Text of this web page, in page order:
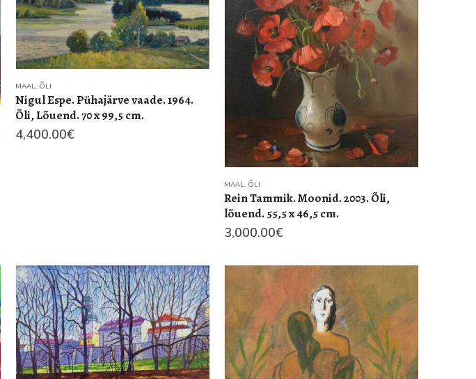
MAAL, ÕLI
Nigul Espe. Pühajärve vaade. 1964.
Õli, Lõuend. 70 x 99,5 cm.
4,400.00€
MAAL, ÕLI
Rein Tammik. Moonid. 2003. Õli,
lõuend. 55,5 x 46,5 cm.
3,000.00€